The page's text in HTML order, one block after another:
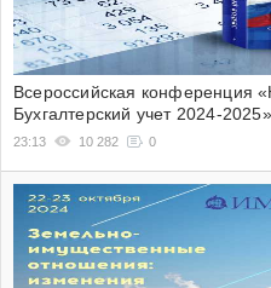
Всероссийская конференция
Бухгалтерский учет 2024-2025»
23:13 10 282 0